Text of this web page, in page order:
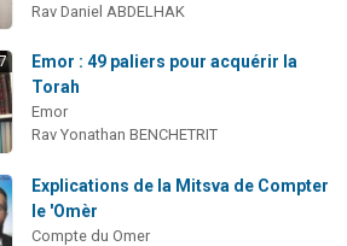
Rav Daniel ABDELHAK
Emor : 49 paliers pour acquérir la
Torah
Emor
Rav Yonathan BENCHETRIT
Explications de la Mitsva de Compter
le 'Omèr
Compte du Omer